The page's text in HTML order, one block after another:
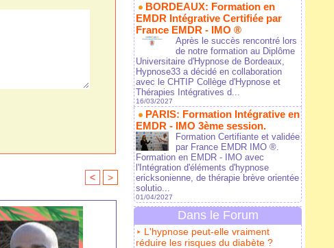
< >
BORDEAUX: Formation en
EMDR Intégrative Certifiée par
France EMDR - IMO ®
Après le succès rencontré lors
de notre formation au Diplôme
Universitaire d'Hypnose de Bordeaux,
Hypnose33 a décidé en collaboration
avec le CHTIP Collège d'Hypnose et
Thérapies Intégratives d...
16/03/2027
PARIS: Formation Intégrative en
EMDR - IMO 3ème session.
Formation Certifiante et validée
par France EMDR IMO ®.
Formation en EMDR - IMO avec
l'Intégration d'éléments d'hypnose
ericksonienne, de thérapie brève orientée
solutio...
01/04/2027
Dans le Forum
L'hypnose peut-elle vraiment
réduire les risques du diabète ?